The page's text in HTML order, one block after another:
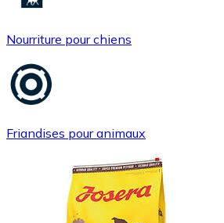
Nourriture pour chiens
Friandises pour animaux